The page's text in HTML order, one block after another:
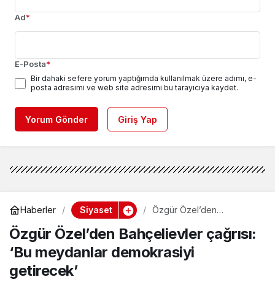
Ad*
E-Posta*
Bir dahaki sefere yorum yaptığımda kullanılmak üzere adımı, e-
posta adresimi ve web site adresimi bu tarayıcıya kaydet.
Yorum Gönder Giriş Yap
Haberler Siyaset
Özgür Özel’den
meydanlar demokrasiyi
getirecek’
Özgür Özel’den Bahçelievler çağrısı:
‘Bu meydanlar demokrasiyi
getirecek’